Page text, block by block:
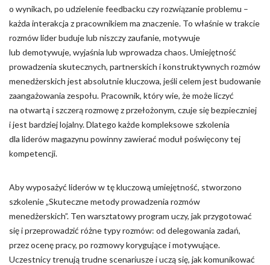
o wynikach, po udzielenie feedbacku czy rozwiązanie problemu –
każda interakcja z pracownikiem ma znaczenie. To właśnie w trakcie
rozmów lider buduje lub niszczy zaufanie, motywuje
lub demotywuje, wyjaśnia lub wprowadza chaos. Umiejętność
prowadzenia skutecznych, partnerskich i konstruktywnych rozmów
menedżerskich jest absolutnie kluczowa, jeśli celem jest budowanie
zaangażowania zespołu. Pracownik, który wie, że może liczyć
na otwartą i szczerą rozmowę z przełożonym, czuje się bezpieczniej
i jest bardziej lojalny. Dlatego każde kompleksowe szkolenia
dla liderów magazynu powinny zawierać moduł poświęcony tej
kompetencji.
Aby wyposażyć liderów w tę kluczową umiejętność, stworzono
szkolenie „Skuteczne metody prowadzenia rozmów
menedżerskich”. Ten warsztatowy program uczy, jak przygotować
się i przeprowadzić różne typy rozmów: od delegowania zadań,
przez ocenę pracy, po rozmowy korygujące i motywujące.
Uczestnicy trenują trudne scenariusze i uczą się, jak komunikować